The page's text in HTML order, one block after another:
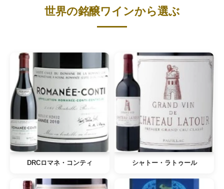
世界の銘醸ワインから選ぶ
DRCロマネ・コンティ シャトー・ラトゥール